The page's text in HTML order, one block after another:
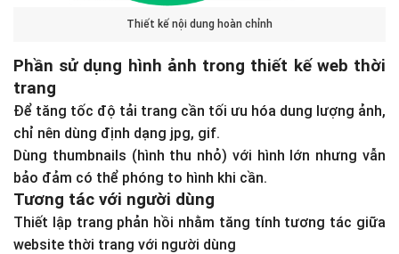
Thiết kế nội dung hoàn chỉnh
Phần sử dụng hình ảnh trong thiết kế web thời
trang
Để tăng tốc độ tải trang cần tối ưu hóa dung lượng ảnh,
chỉ nên dùng định dạng jpg, gif.
Dùng thumbnails (hình thu nhỏ) với hình lớn nhưng vẫn
bảo đảm có thể phóng to hình khi cần.
Tương tác với người dùng
Thiết lập trang phản hồi nhằm tăng tính tương tác giữa
website thời trang với người dùng